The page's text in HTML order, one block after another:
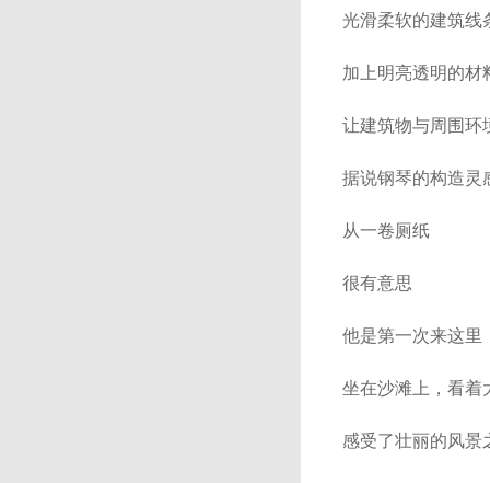
光滑柔软的建筑线
加上明亮透明的材
让建筑物与周围环
据说钢琴的构造灵
从一卷厕纸
很有意思
他是第一次来这里
坐在沙滩上，看
感受了壮丽的风景